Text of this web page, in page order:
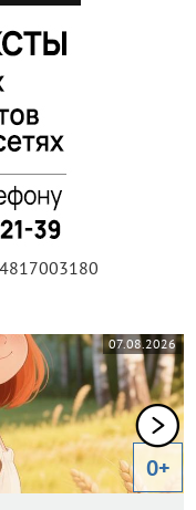
07.08.2026
0+